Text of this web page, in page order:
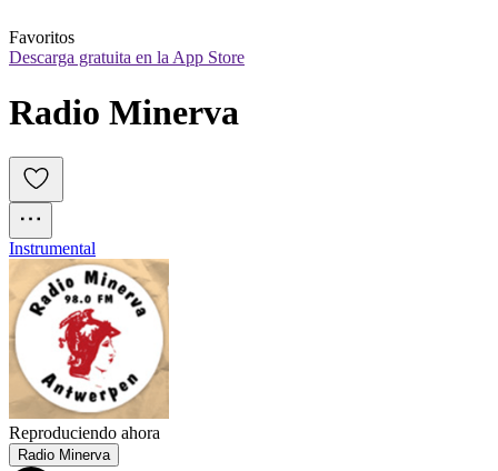
Favoritos
Descarga gratuita en la App Store
Radio Minerva
Instrumental
Reproduciendo ahora
Radio Minerva